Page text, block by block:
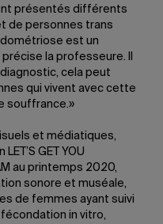
présentés différents
de personnes trans
est un
la professeure. Il
cela peut
qui vivent avec cette
souffrance.»
et médiatiques,
GET YOU
au printemps 2020,
sonore et muséale,
de femmes ayant suivi
in vitro,